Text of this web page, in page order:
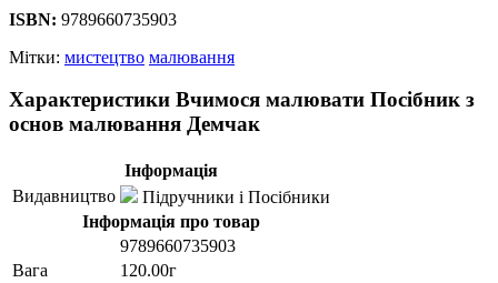
ISBN: 9789660735903
Мітки: мистецтво малювання
Характеристики Вчимося малювати Посібник з
основ малювання Демчак
Інформація
Видавництво
Підручники і Посібники
Інформація про товар
9789660735903
Вага
120.00г